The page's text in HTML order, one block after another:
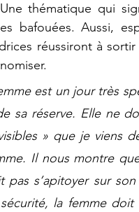
thématique qui
bafouées. Aussi,
réussiront à
est un jour très
sa réserve. Elle ne
» que je viens
Il nous montre
s’apitoyer sur
la femme doit